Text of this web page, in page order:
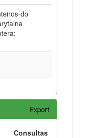
do
Export
Consultas